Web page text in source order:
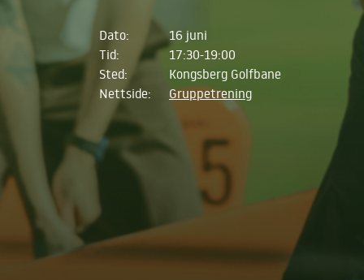
Dato:
16 juni
Tid:
17:30-19:00
Sted:
Kongsberg Golfbane
Nettside:
Gruppetrening